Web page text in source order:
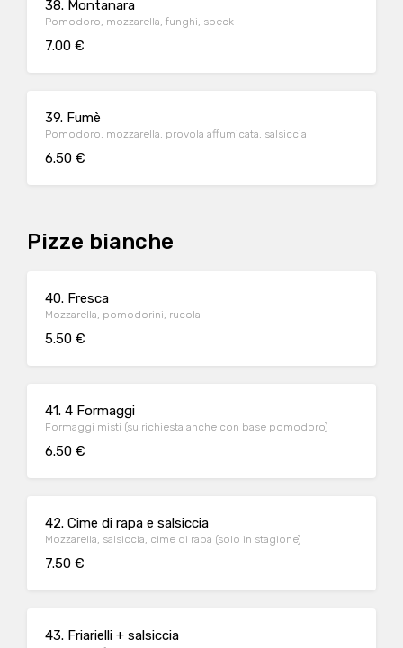
38. Montanara
Pomodoro, mozzarella, funghi, speck
7.00 €
39. Fumè
Pomodoro, mozzarella, provola affumicata, salsiccia
6.50 €
Pizze bianche
40. Fresca
Mozzarella, pomodorini, rucola
5.50 €
41. 4 Formaggi
Formaggi misti (su richiesta anche con base pomodoro)
6.50 €
42. Cime di rapa e salsiccia
Mozzarella, salsiccia, cime di rapa (solo in stagione)
7.50 €
43. Friarielli + salsiccia